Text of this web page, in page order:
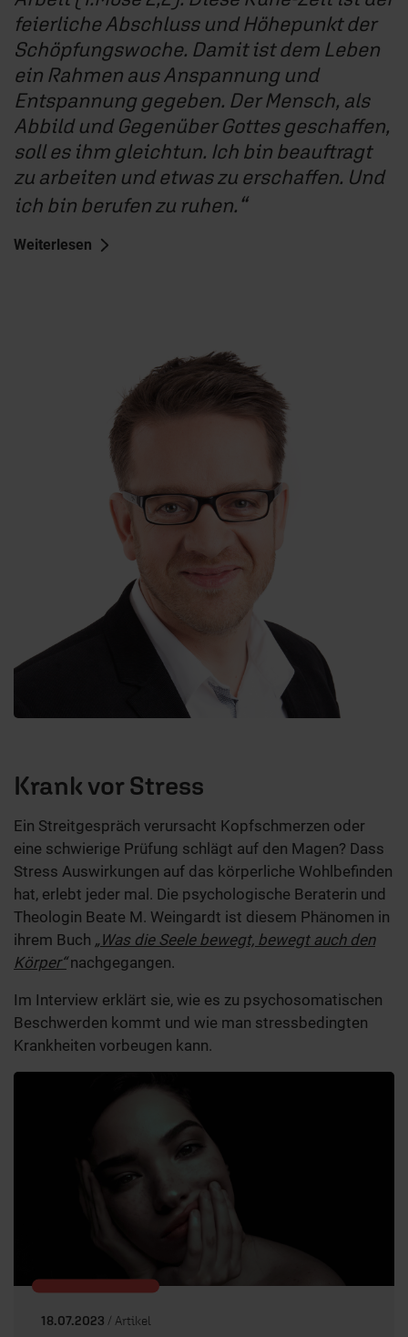
feierliche Abschluss und Höhepunkt der
Schöpfungswoche. Damit ist dem Leben
ein Rahmen aus Anspannung und
Entspannung gegeben. Der Mensch, als
Abbild und Gegenüber Gottes geschaffen,
soll es ihm gleichtun. Ich bin beauftragt
zu arbeiten und etwas zu erschaffen. Und
ich bin berufen zu ruhen.
Weiterlesen
Krank vor Stress
Ein Streitgespräch verursacht Kopfschmerzen oder
eine schwierige Prüfung schlägt auf den Magen? Dass
Stress Auswirkungen auf das körperliche Wohlbefinden
hat, erlebt jeder mal. Die psychologische Beraterin und
Theologin Beate M. Weingardt ist diesem Phänomen in
ihrem Buch „Was die Seele bewegt, bewegt auch den
Körper“nachgegangen.
Im Interview erklärt sie, wie es zu psychosomatischen
Beschwerden kommt und wie man stressbedingten
Krankheiten vorbeugen kann.
18.07.2023 / Artikel